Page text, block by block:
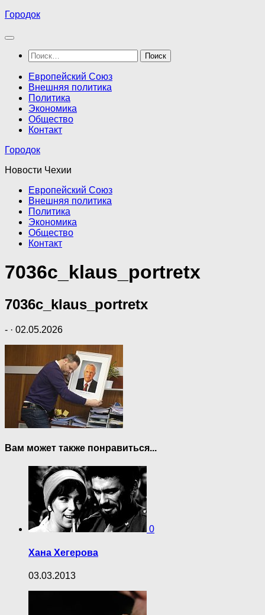
Перейти
содержимому
Городок
Найти:
Европейский Союз
Внешняя политика
Политика
Экономика
Общество
Контакт
Городок
Новости Чехии
Европейский Союз
Внешняя политика
Политика
Экономика
Общество
Контакт
7036c_klaus_portretx
7036c_klaus_portretx
- · 02.05.2026
Вам может также понравиться...
0
Хана Хегерова
03.03.2013